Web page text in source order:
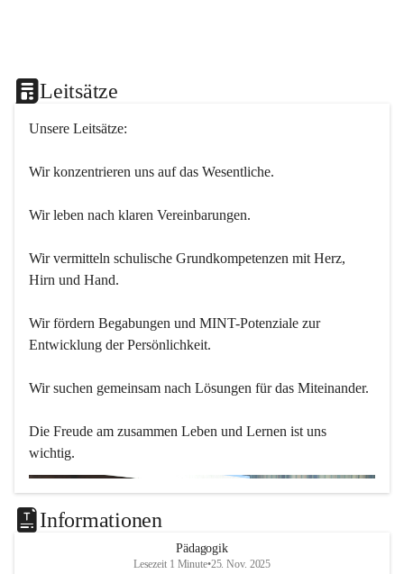
Leitsätze
Unsere Leitsätze:
Wir konzentrieren uns auf das Wesentliche.
Wir leben nach klaren Vereinbarungen.
Wir vermitteln schulische Grundkompetenzen mit Herz,
Hirn und Hand.
Wir fördern Begabungen und MINT-Potenziale zur
Entwicklung der Persönlichkeit.
Wir suchen gemeinsam nach Lösungen für das Miteinander.
Die Freude am zusammen Leben und Lernen ist uns
wichtig.
Informationen
Pädagogik
Lesezeit 1 Minute•25. Nov. 2025